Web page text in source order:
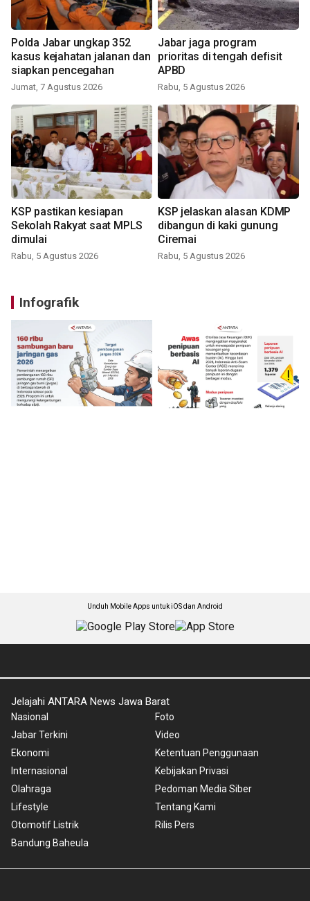
Polda Jabar ungkap 352
kasus kejahatan jalanan dan
siapkan pencegahan
Jumat, 7 Agustus 2026
Jabar jaga program
prioritas di tengah defisit
APBD
Rabu, 5 Agustus 2026
KSP pastikan kesiapan
Sekolah Rakyat saat MPLS
dimulai
Rabu, 5 Agustus 2026
KSP jelaskan alasan KDMP
dibangun di kaki gunung
Ciremai
Rabu, 5 Agustus 2026
Infografik
Unduh Mobile Apps untuk iOS dan Android
Jelajahi ANTARA News Jawa Barat
Nasional
Jabar Terkini
Ekonomi
Internasional
Olahraga
Lifestyle
Otomotif Listrik
Bandung Baheula
Foto
Video
Ketentuan Penggunaan
Kebijakan Privasi
Pedoman Media Siber
Tentang Kami
Rilis Pers